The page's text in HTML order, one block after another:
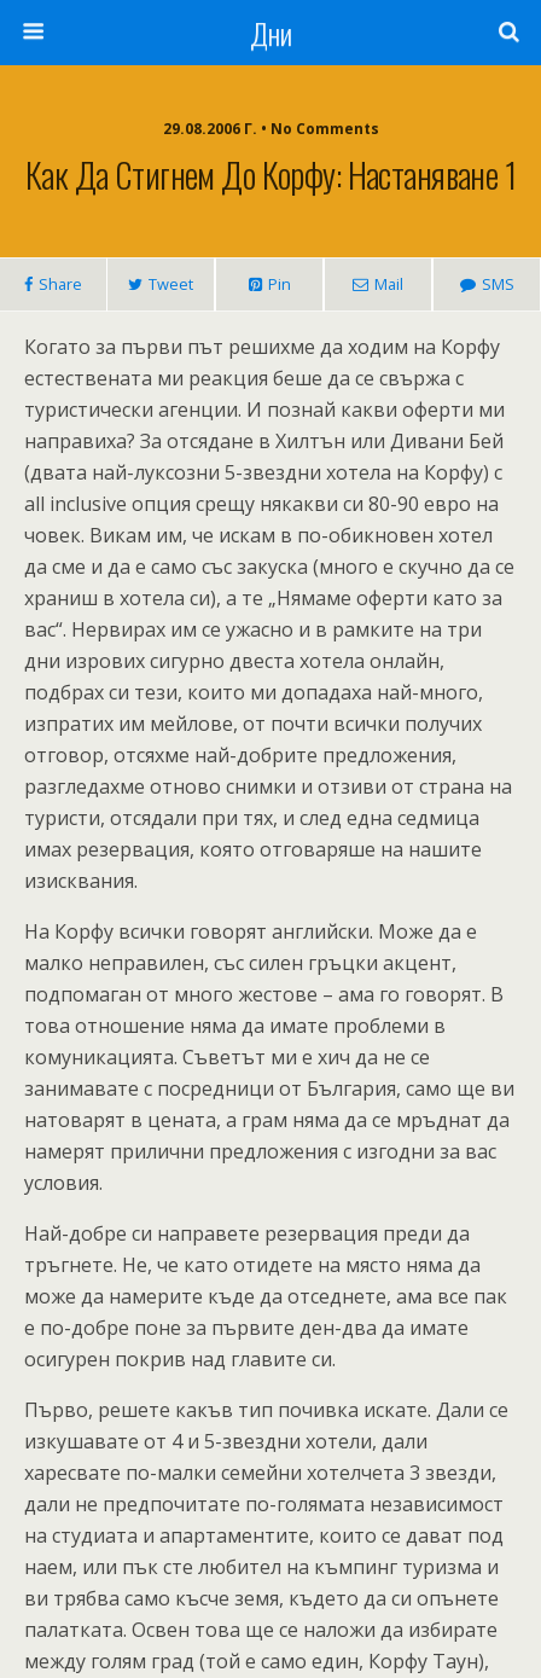
Дни
29.08.2006 Г. • No Comments
Как Да Стигнем До Корфу: Настаняване 1
Share Tweet Pin Mail SMS
Когато за първи път решихме да ходим на Корфу
естествената ми реакция беше да се свържа с
туристически агенции. И познай какви оферти ми
направиха? За отсядане в Хилтън или Дивани Бей
(двата най-луксозни 5-звездни хотела на Корфу) с
all inclusive опция срещу някакви си 80-90 евро на
човек. Викам им, че искам в по-обикновен хотел
да сме и да е само със закуска (много е скучно да се
храниш в хотела си), а те „Нямаме оферти като за
вас“. Нервирах им се ужасно и в рамките на три
дни изрових сигурно двеста хотела онлайн,
подбрах си тези, които ми допадаха най-много,
изпратих им мейлове, от почти всички получих
отговор, отсяхме най-добрите предложения,
разгледахме отново снимки и отзиви от страна на
туристи, отсядали при тях, и след една седмица
имах резервация, която отговаряше на нашите
изисквания.
На Корфу всички говорят английски. Може да е
малко неправилен, със силен гръцки акцент,
подпомаган от много жестове – ама го говорят. В
това отношение няма да имате проблеми в
комуникацията. Съветът ми е хич да не се
занимавате с посредници от България, само ще ви
натоварят в цената, а грам няма да се мръднат да
намерят прилични предложения с изгодни за вас
условия.
Най-добре си направете резервация преди да
тръгнете. Не, че като отидете на място няма да
може да намерите къде да отседнете, ама все пак
е по-добре поне за първите ден-два да имате
осигурен покрив над главите си.
Първо, решете какъв тип почивка искате. Дали се
изкушавате от 4 и 5-звездни хотели, дали
харесвате по-малки семейни хотелчета 3 звезди,
дали не предпочитате по-голямата независимост
на студиата и апартаментите, които се дават под
наем, или пък сте любител на къмпинг туризма и
ви трябва само късче земя, където да си опънете
палатката. Освен това ще се наложи да избирате
между голям град (той е само един, Корфу Таун),